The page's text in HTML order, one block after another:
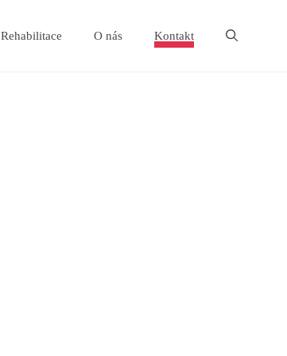
Rehabilitace O nás Kontakt